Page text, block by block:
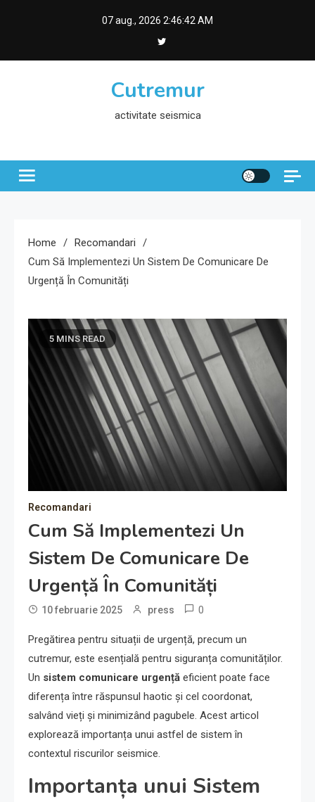
07 aug., 2026 2:46:43 AM
Cutremur
activitate seismica
Home
Recomandari
Cum Să Implementezi Un Sistem De Comunicare De
Urgență În Comunități
5 MINS READ
Recomandari
Cum Să Implementezi Un
Sistem De Comunicare De
Urgență În Comunități
10 februarie 2025 press 0
Pregătirea pentru situații de urgență, precum un
cutremur, este esențială pentru siguranța comunităților.
Un sistem comunicare urgență eficient poate face
diferența între răspunsul haotic și cel coordonat,
salvând vieți și minimizând pagubele. Acest articol
explorează importanța unui astfel de sistem în
contextul riscurilor seismice.
Importanța unui Sistem